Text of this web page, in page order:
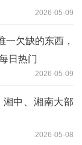
2026-05-09
一欠缺的东西，
日热门
2026-05-09
中、湘南大部
2026-05-08